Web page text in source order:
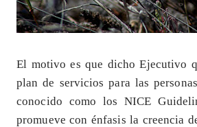
El motivo es que dicho Ejecutivo
plan de servicios para las
conocido como los NICE
promueve con énfasis la creencia